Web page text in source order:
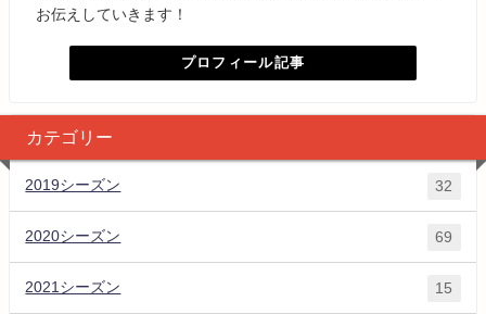
お伝えしていきます！
プロフィール記事
カテゴリー
2019シーズン 32
2020シーズン 69
2021シーズン 15